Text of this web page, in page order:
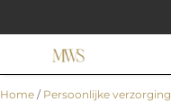
naar
inhoud
Home / Persoonlijke verzorging